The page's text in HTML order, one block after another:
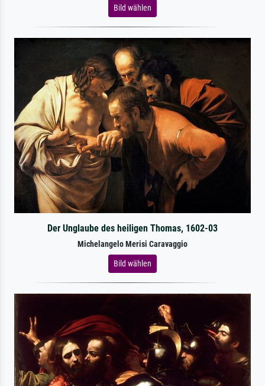
Bild wählen
Der Unglaube des heiligen Thomas, 1602-03
Michelangelo Merisi Caravaggio
Bild wählen